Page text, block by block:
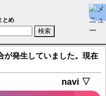
倉愛美)【エターナルツ
とめ
が発生していました。現在
navi ▽